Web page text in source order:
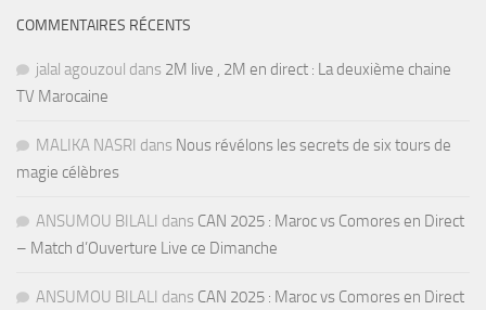
COMMENTAIRES RÉCENTS
jalal agouzoul dans 2M live , 2M en direct : La deuxième chaine
TV Marocaine
MALIKA NASRI dans Nous révélons les secrets de six tours de
magie célèbres
ANSUMOU BILALI dans CAN 2025 : Maroc vs Comores en Direct
– Match d’Ouverture Live ce Dimanche
ANSUMOU BILALI dans CAN 2025 : Maroc vs Comores en Direct